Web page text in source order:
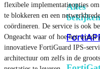
Alles
bekijken
FortiAP
flexibele implementatieopties
te blokkeren en een
coördineren. De service is ook
Ongeacht waar of hoe het wordt
innovatieve FortiGuard IPS-
architectuur om zelfs in de